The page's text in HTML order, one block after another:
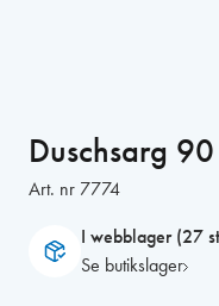
Duschsarg
Art. nr 7774
I webblager (27
Se butikslager